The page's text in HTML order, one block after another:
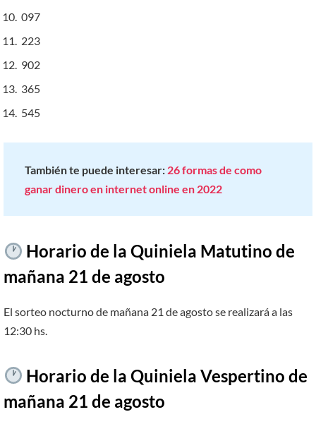
097
223
902
365
545
También te puede interesar: 26 formas de como
ganar dinero en internet online en 2022
Horario de la Quiniela Matutino de
mañana 21 de agosto
El sorteo nocturno de mañana 21 de agosto se realizará a las
12:30 hs.
Horario de la Quiniela Vespertino de
mañana 21 de agosto